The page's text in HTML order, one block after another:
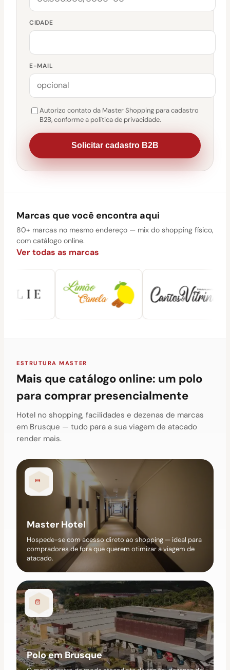
CIDADE
E-MAIL
Autorizo contato da Master Shopping para cadastro
B2B, conforme a política de privacidade.
Solicitar cadastro B2B
Marcas que você encontra aqui
80+ marcas no mesmo endereço — mix do shopping físico,
com catálogo online.
Ver todas as marcas
ESTRUTURA MASTER
Mais que catálogo online: um polo
para comprar presencialmente
Hotel no shopping, facilidades e dezenas de marcas
em Brusque — tudo para a sua viagem de atacado
render mais.
Master Hotel
Hospede-se com acesso direto ao shopping — ideal para
compradores de fora que querem otimizar a viagem de
atacado.
Polo em Brusque